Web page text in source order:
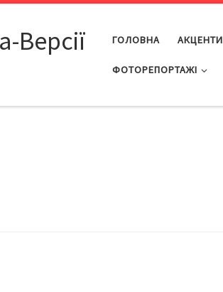
Версії ГОЛОВНА АКЦЕНТИ
ФОТОРЕПОРТАЖІ